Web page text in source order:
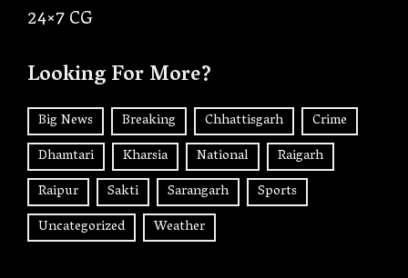
24×7 CG
Looking For More?
Big News Breaking Chhattisgarh
Crime
Dhamtari
Kharsia National
Raigarh
Raipur
Sakti Sarangarh
Sports
Uncategorized
Weather